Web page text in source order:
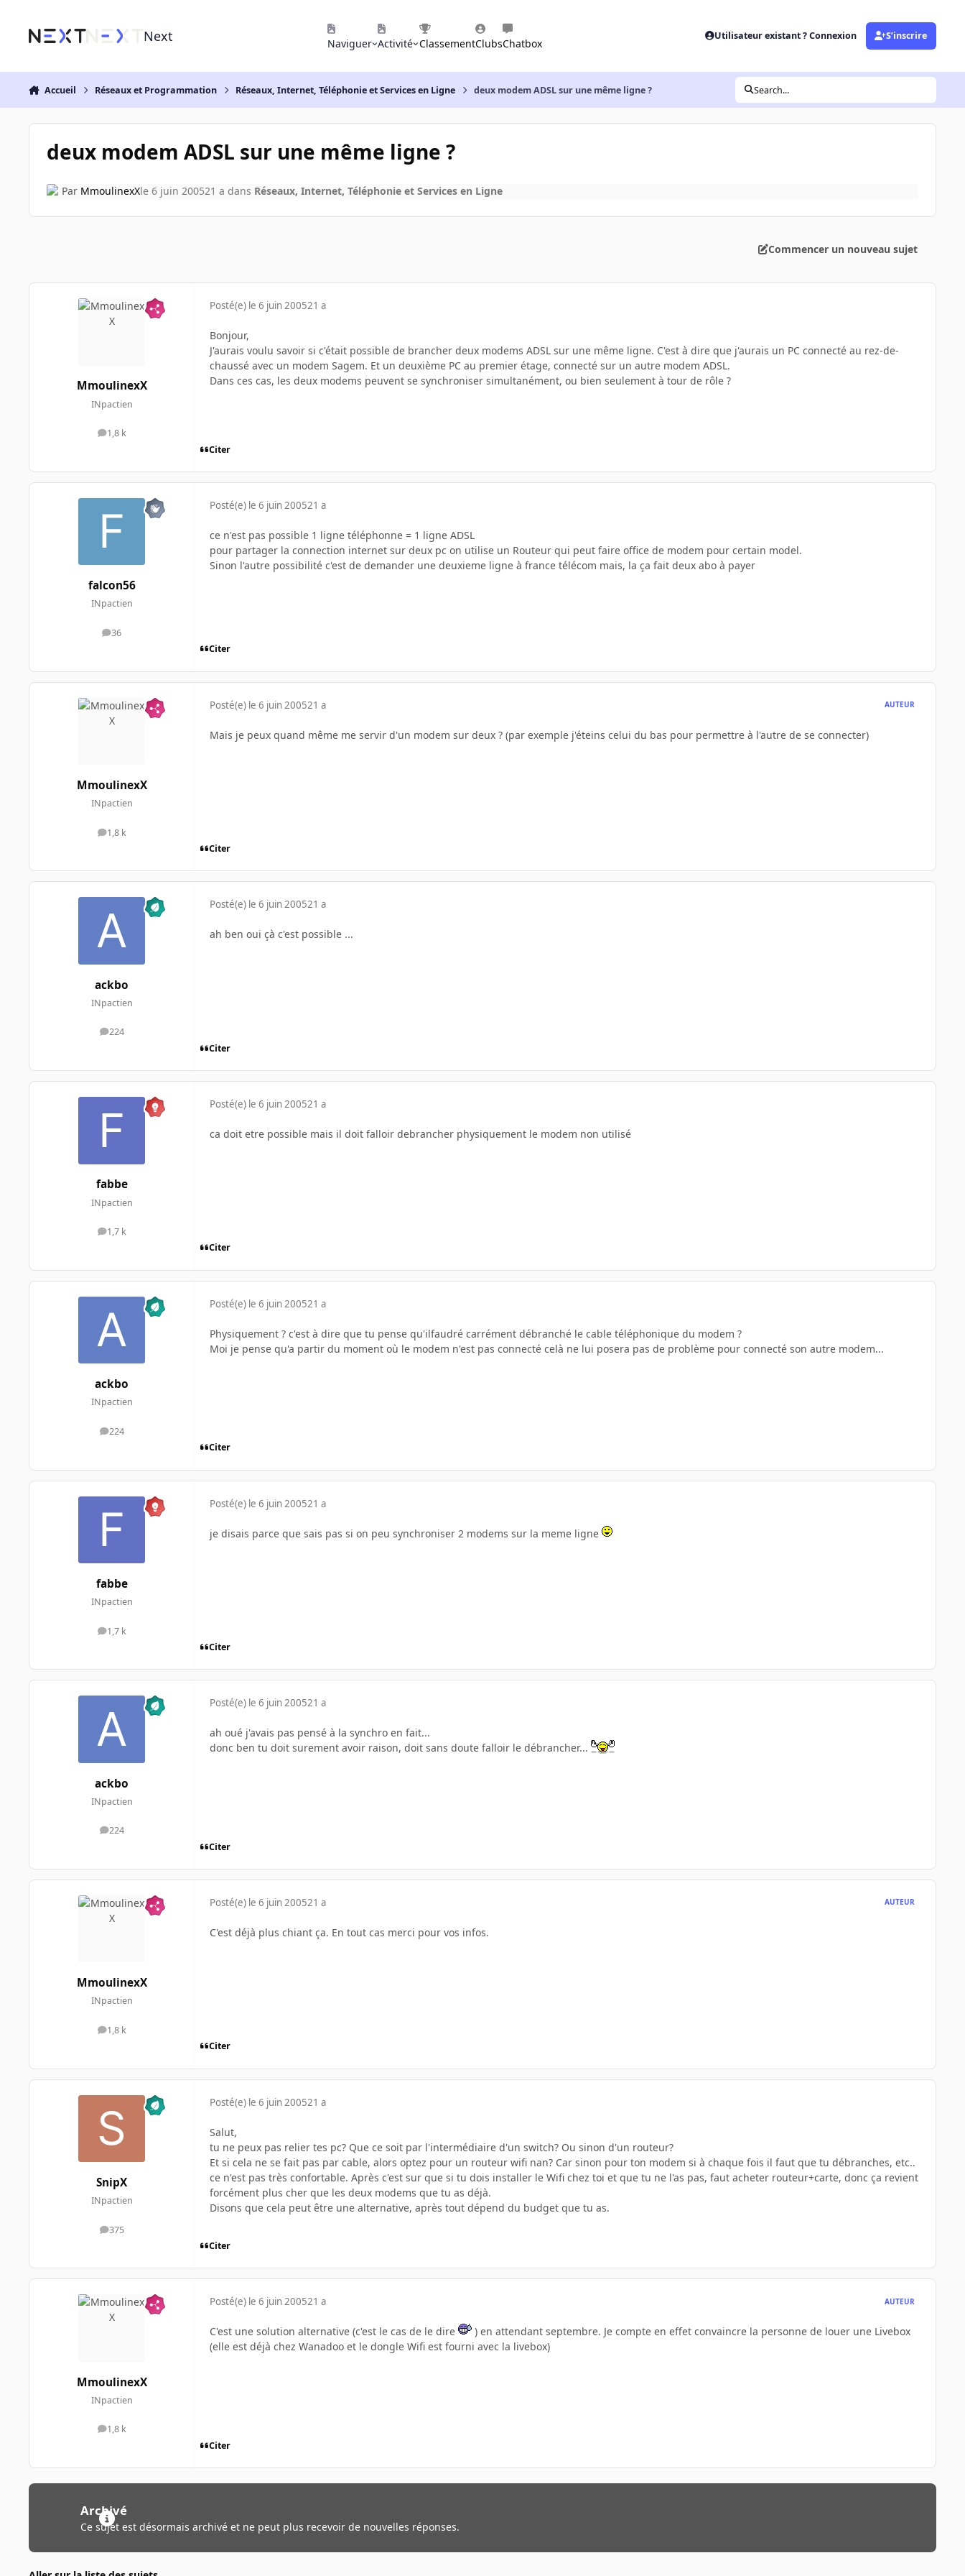
Next Naviguer Activité ClassementClubsChatbox
Utilisateur existant ? Connexion S’inscrire
Accueil Réseaux et Programmation Réseaux, Internet, Téléphonie et Services en Ligne deux modem ADSL sur une même ligne ? Search...
deux modem ADSL sur une même ligne ?
Par MmoulinexXle 6 juin 200521 a dans Réseaux, Internet, Téléphonie et Services en Ligne
Commencer un nouveau sujet
MmoulinexX
INpactien
1,8 k
messages
Posté(e) le 6 juin 200521 a
Bonjour,
J'aurais voulu savoir si c'était possible de brancher deux modems ADSL sur une même ligne. C'est à dire que j'aurais un PC connecté au rez-de-
chaussé avec un modem Sagem. Et un deuxième PC au premier étage, connecté sur un autre modem ADSL.
Dans ces cas, les deux modems peuvent se synchroniser simultanément, ou bien seulement à tour de rôle ?
Citer
falcon56
INpactien
36
messages
Posté(e) le 6 juin 200521 a
ce n'est pas possible 1 ligne téléphonne = 1 ligne ADSL
pour partager la connection internet sur deux pc on utilise un Routeur qui peut faire office de modem pour certain model.
Sinon l'autre possibilité c'est de demander une deuxieme ligne à france télécom mais, la ça fait deux abo à payer
Citer
MmoulinexX
INpactien
1,8 k
messages
Posté(e) le 6 juin 200521 a AUTEUR
Mais je peux quand même me servir d'un modem sur deux ? (par exemple j'éteins celui du bas pour permettre à l'autre de se connecter)
Citer
ackbo
INpactien
224
messages
Posté(e) le 6 juin 200521 a
ah ben oui çà c'est possible ...
Citer
fabbe
INpactien
1,7 k
messages
Posté(e) le 6 juin 200521 a
ca doit etre possible mais il doit falloir debrancher physiquement le modem non utilisé
Citer
ackbo
INpactien
224
messages
Posté(e) le 6 juin 200521 a
Physiquement ? c'est à dire que tu pense qu'ilfaudré carrément débranché le cable téléphonique du modem ?
Moi je pense qu'a partir du moment où le modem n'est pas connecté celà ne lui posera pas de problème pour connecté son autre modem...
Citer
fabbe
INpactien
1,7 k
messages
Posté(e) le 6 juin 200521 a
je disais parce que sais pas si on peu synchroniser 2 modems sur la meme ligne
Citer
ackbo
INpactien
224
messages
Posté(e) le 6 juin 200521 a
ah oué j'avais pas pensé à la synchro en fait...
donc ben tu doit surement avoir raison, doit sans doute falloir le débrancher...
Citer
MmoulinexX
INpactien
1,8 k
messages
Posté(e) le 6 juin 200521 a AUTEUR
C'est déjà plus chiant ça. En tout cas merci pour vos infos.
Citer
SnipX
INpactien
375
messages
Posté(e) le 6 juin 200521 a
Salut,
tu ne peux pas relier tes pc? Que ce soit par l'intermédiaire d'un switch? Ou sinon d'un routeur?
Et si cela ne se fait pas par cable, alors optez pour un routeur wifi nan? Car sinon pour ton modem si à chaque fois il faut que tu débranches, etc..
ce n'est pas très confortable. Après c'est sur que si tu dois installer le Wifi chez toi et que tu ne l'as pas, faut acheter routeur+carte, donc ça revient
forcément plus cher que les deux modems que tu as déjà.
Disons que cela peut être une alternative, après tout dépend du budget que tu as.
Citer
MmoulinexX
INpactien
1,8 k
messages
Posté(e) le 6 juin 200521 a AUTEUR
C'est une solution alternative (c'est le cas de le dire
) en attendant septembre. Je compte en effet convaincre la personne de louer une Livebox
(elle est déjà chez Wanadoo et le dongle Wifi est fourni avec la livebox)
Citer
Archivé
Ce sujet est désormais archivé et ne peut plus recevoir de nouvelles réponses.